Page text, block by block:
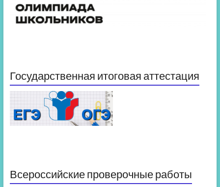
Государственная итоговая аттестация
Всероссийские проверочные работы